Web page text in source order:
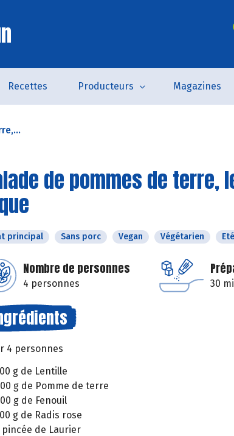
Recettes Producteurs Magazines
de pommes de
principal Sans porc Vegan Végétarien Eté
Nombre de personnes
4 personnes 30
4 personnes
g de Lentille
g de Pomme de terre
g de Fenouil
g de Radis rose
pincée de Laurier